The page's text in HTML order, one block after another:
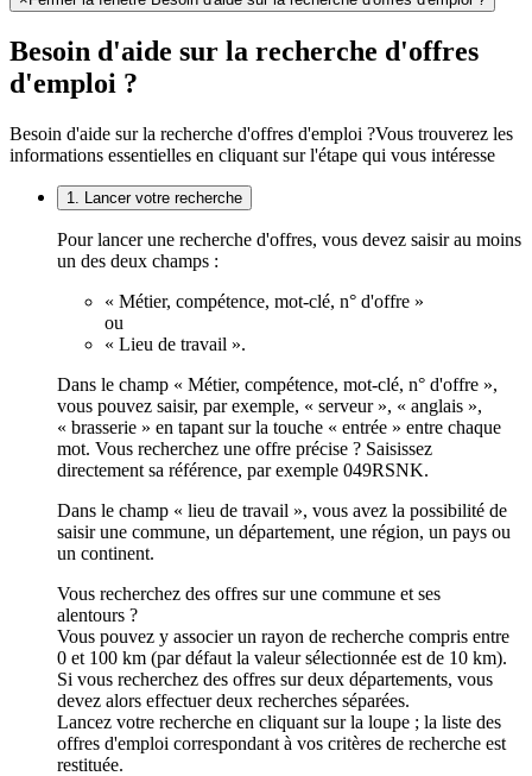
Besoin d'aide sur la recherche d'offres
d'emploi ?
Besoin d'aide sur la recherche d'offres d'emploi ?Vous trouverez les
informations essentielles en cliquant sur l'étape qui vous intéresse
1. Lancer votre recherche
Pour lancer une recherche d'offres, vous devez saisir au moins
un des deux champs :
« Métier, compétence, mot-clé, n° d'offre »
ou
« Lieu de travail ».
Dans le champ « Métier, compétence, mot-clé, n° d'offre »,
vous pouvez saisir, par exemple, « serveur », « anglais »,
« brasserie » en tapant sur la touche « entrée » entre chaque
mot. Vous recherchez une offre précise ? Saisissez
directement sa référence, par exemple 049RSNK.
Dans le champ « lieu de travail », vous avez la possibilité de
saisir une commune, un département, une région, un pays ou
un continent.
Vous recherchez des offres sur une commune et ses
alentours ?
Vous pouvez y associer un rayon de recherche compris entre
0 et 100 km (par défaut la valeur sélectionnée est de 10 km).
Si vous recherchez des offres sur deux départements, vous
devez alors effectuer deux recherches séparées.
Lancez votre recherche en cliquant sur la loupe ; la liste des
offres d'emploi correspondant à vos critères de recherche est
restituée.